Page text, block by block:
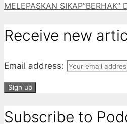
MELEPASKAN SIKAP”BERHAK”
Receive new
Email address:
Subscribe to